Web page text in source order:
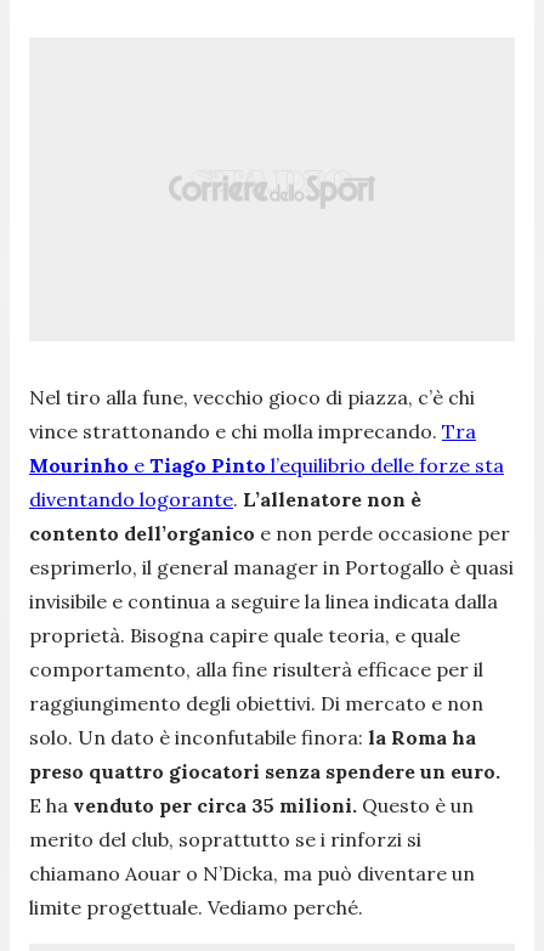
Nel tiro alla fune, vecchio gioco di piazza, c’è chi
vince strattonando e chi molla imprecando. Tra
Mourinho e Tiago Pinto l’equilibrio delle forze sta
diventando logorante. L’allenatore non è
contento dell’organico e non perde occasione per
esprimerlo, il general manager in Portogallo è quasi
invisibile e continua a seguire la linea indicata dalla
proprietà. Bisogna capire quale teoria, e quale
comportamento, alla fine risulterà efficace per il
raggiungimento degli obiettivi. Di mercato e non
solo. Un dato è inconfutabile finora: la Roma ha
preso quattro giocatori senza spendere un euro.
E ha venduto per circa 35 milioni. Questo è un
merito del club, soprattutto se i rinforzi si
chiamano Aouar o N’Dicka, ma può diventare un
limite progettuale. Vediamo perché.